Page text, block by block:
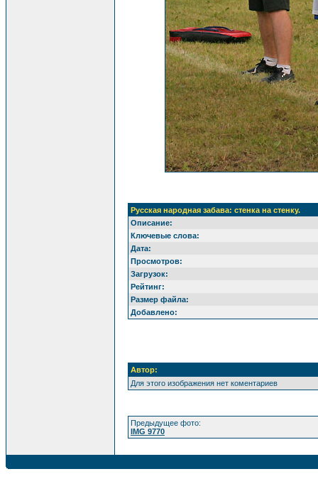
Русская народная забава: стенка на стенку.
Описание:
Ключевые слова:
Дата:
Просмотров:
Загрузок:
Рейтинг:
Размер файла:
Добавлено:
Автор:
Для этого изображения нет коментариев
Предыдущее фото:
IMG 9770